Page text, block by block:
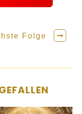
Folge